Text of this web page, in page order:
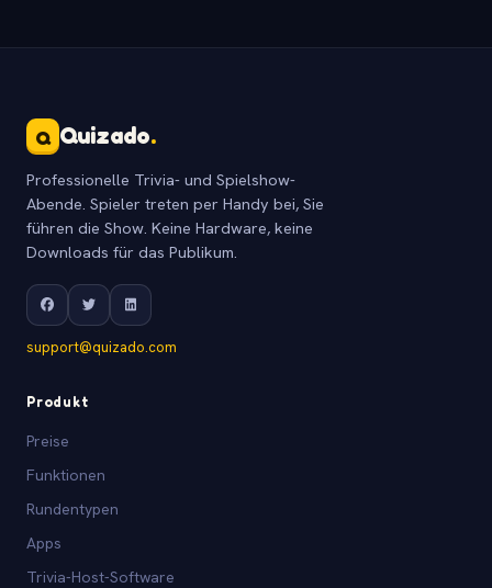
Q Quizado.
Professionelle Trivia- und Spielshow-
Abende. Spieler treten per Handy bei, Sie
führen die Show. Keine Hardware, keine
Downloads für das Publikum.
support@quizado.com
Produkt
Preise
Funktionen
Rundentypen
Apps
Trivia-Host-Software